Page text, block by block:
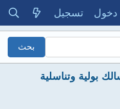
دخول تسجيل
بولية وتناسلية